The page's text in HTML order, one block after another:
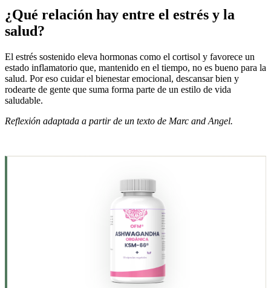
¿Qué relación hay entre el estrés y la
salud?
El estrés sostenido eleva hormonas como el cortisol y favorece un
estado inflamatorio que, mantenido en el tiempo, no es bueno para la
salud. Por eso cuidar el bienestar emocional, descansar bien y
rodearte de gente que suma forma parte de un estilo de vida
saludable.
Reflexión adaptada a partir de un texto de Marc and Angel.